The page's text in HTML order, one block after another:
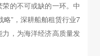
的不可或缺的一环。中
略”，深耕船舶租赁行业7
，为海洋经济高质量发